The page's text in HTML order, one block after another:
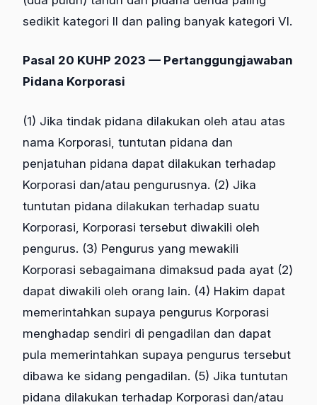
sedikit kategori II dan paling banyak kategori VI.
Pasal 20 KUHP 2023 — Pertanggungjawaban
Pidana Korporasi
(1) Jika tindak pidana dilakukan oleh atau atas
nama Korporasi, tuntutan pidana dan
penjatuhan pidana dapat dilakukan terhadap
Korporasi dan/atau pengurusnya. (2) Jika
tuntutan pidana dilakukan terhadap suatu
Korporasi, Korporasi tersebut diwakili oleh
pengurus. (3) Pengurus yang mewakili
Korporasi sebagaimana dimaksud pada ayat (2)
dapat diwakili oleh orang lain. (4) Hakim dapat
memerintahkan supaya pengurus Korporasi
menghadap sendiri di pengadilan dan dapat
pula memerintahkan supaya pengurus tersebut
dibawa ke sidang pengadilan. (5) Jika tuntutan
pidana dilakukan terhadap Korporasi dan/atau